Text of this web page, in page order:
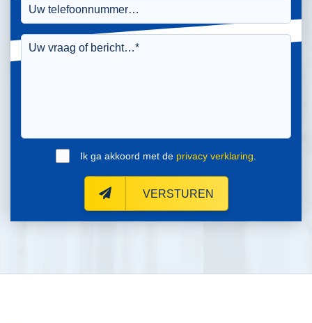
Ik ga akkoord met de privacy verklaring
VERSTUREN